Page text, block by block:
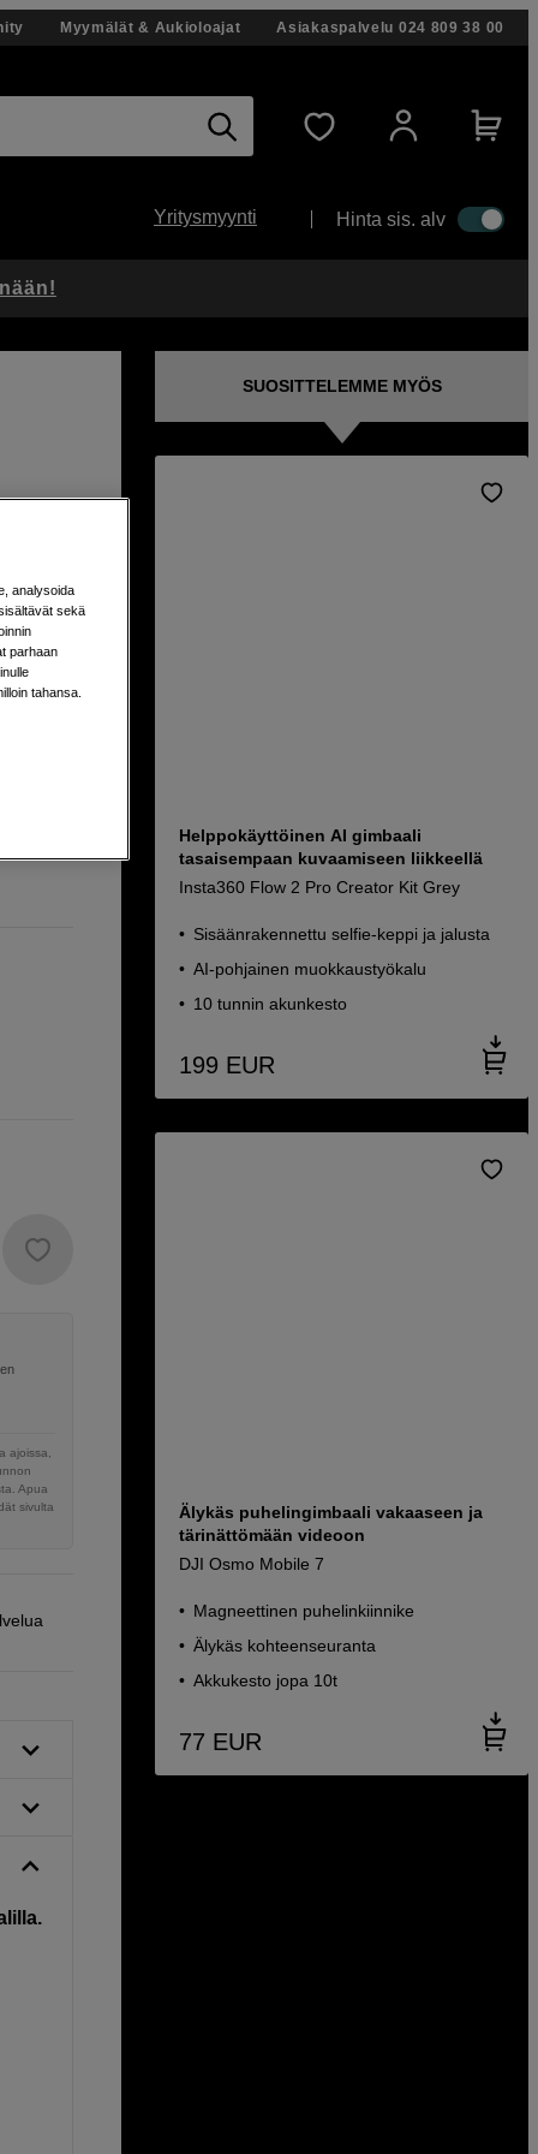
Myymälät & Aukioloajat Asiakaspalvelu 024 809 38 00
Yritysmyynti Hinta sis. alv
ajoissa,
Apua
sivulta
SUOSITTELEMME MYÖS
Helppokäyttöinen AI gimbaali
tasaisempaan kuvaamiseen liikkeellä
Insta360 Flow 2 Pro Creator Kit Grey
Sisäänrakennettu selfie-keppi ja jalusta
AI-pohjainen muokkaustyökalu
10 tunnin akunkesto
199 EUR
Älykäs puhelingimbaali vakaaseen ja
tärinättömään videoon
DJI Osmo Mobile 7
Magneettinen puhelinkiinnike
Älykäs kohteenseuranta
Akkukesto jopa 10t
77 EUR
analysoida
sekä
parhaan
tahansa.